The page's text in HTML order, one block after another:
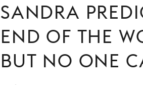
SANDRA
END OF THE
BUT NO ONE